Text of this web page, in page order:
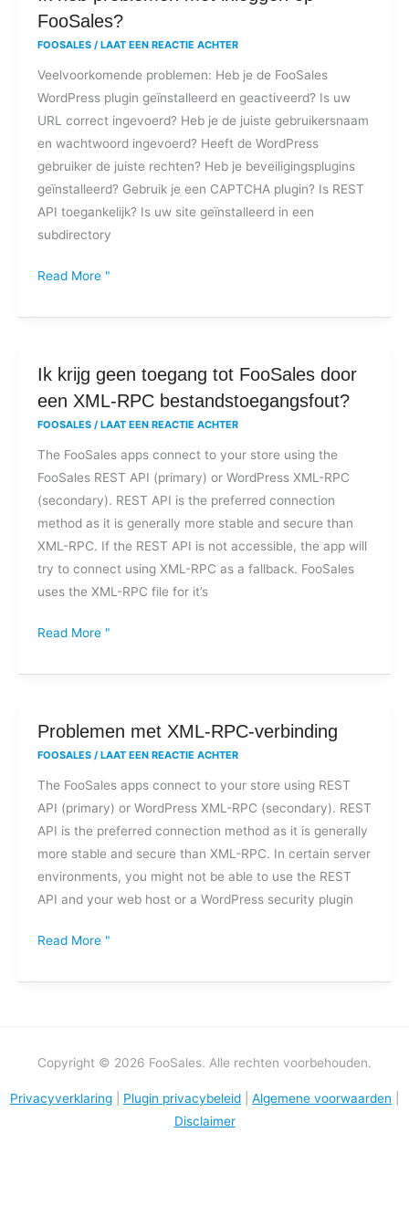
FooSales?
FOOSALES / LAAT EEN REACTIE ACHTER
Veelvoorkomende problemen: Heb je de FooSales
WordPress plugin geïnstalleerd en geactiveerd? Is uw
URL correct ingevoerd? Heb je de juiste gebruikersnaam
en wachtwoord ingevoerd? Heeft de WordPress
gebruiker de juiste rechten? Heb je beveiligingsplugins
geïnstalleerd? Gebruik je een CAPTCHA plugin? Is REST
API toegankelijk? Is uw site geïnstalleerd in een
subdirectory
heb
problemen
inloggen
op
FooSales?
Read More "
Ik krijg geen toegang tot FooSales door
een XML-RPC bestandstoegangsfout?
FOOSALES / LAAT EEN REACTIE ACHTER
The FooSales apps connect to your store using the
FooSales REST API (primary) or WordPress XML-RPC
(secondary). REST API is the preferred connection
method as it is generally more stable and secure than
XML-RPC. If the REST API is not accessible, the app will
try to connect using XML-RPC as a fallback. FooSales
uses the XML-RPC file for it’s
Ik
krijg
tot
FooSales
door
een
XML-
RPC
bestandstoegangsfout?
Read More "
Problemen met XML-RPC-verbinding
FOOSALES / LAAT EEN REACTIE ACHTER
The FooSales apps connect to your store using REST
API (primary) or WordPress XML-RPC (secondary). REST
API is the preferred connection method as it is generally
more stable and secure than XML-RPC. In certain server
environments, you might not be able to use the REST
API and your web host or a WordPress security plugin
Problemen
met
verbinding
Read More "
Copyright © 2026 FooSales. Alle rechten voorbehouden.
Privacyverklaring Plugin privacybeleid Algemene voorwaarden
Disclaimer